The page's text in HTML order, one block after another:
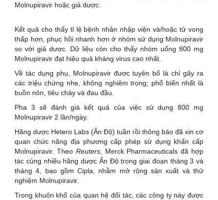
Molnupiravir hoặc giả dược.
Kết quả cho thấy tỉ lệ bệnh nhân nhập viện và/hoặc tử vong
thấp hơn, phục hồi nhanh hơn ở nhóm sử dụng Molnupiravir
so với giả dược. Dữ liệu còn cho thấy nhóm uống 800 mg
Molnupiravir đạt hiệu quả kháng virus cao nhất.
Về tác dụng phụ, Molnupiravir được tuyên bố là chỉ gây ra
các triệu chứng nhẹ, không nghiêm trọng; phổ biến nhất là
buồn nôn, tiêu chảy và đau đầu.
Pha 3 sẽ đánh giá kết quả của việc sử dụng 800 mg
Molnupiravir 2 lần/ngày.
Hãng dược Hetero Labs (Ấn Độ) tuần rồi thông báo đã xin cơ
quan chức năng địa phương cấp phép sử dụng khẩn cấp
Molnupiravir. Theo Reuters, Merck Pharmaceuticals đã hợp
tác cùng nhiều hãng dược Ấn Độ trong giai đoạn tháng 3 và
tháng 4, bao gồm Cipla, nhằm mở rộng sản xuất và thử
nghiệm Molnupiravir.
Trong khuôn khổ của quan hệ đối tác, các công ty này được